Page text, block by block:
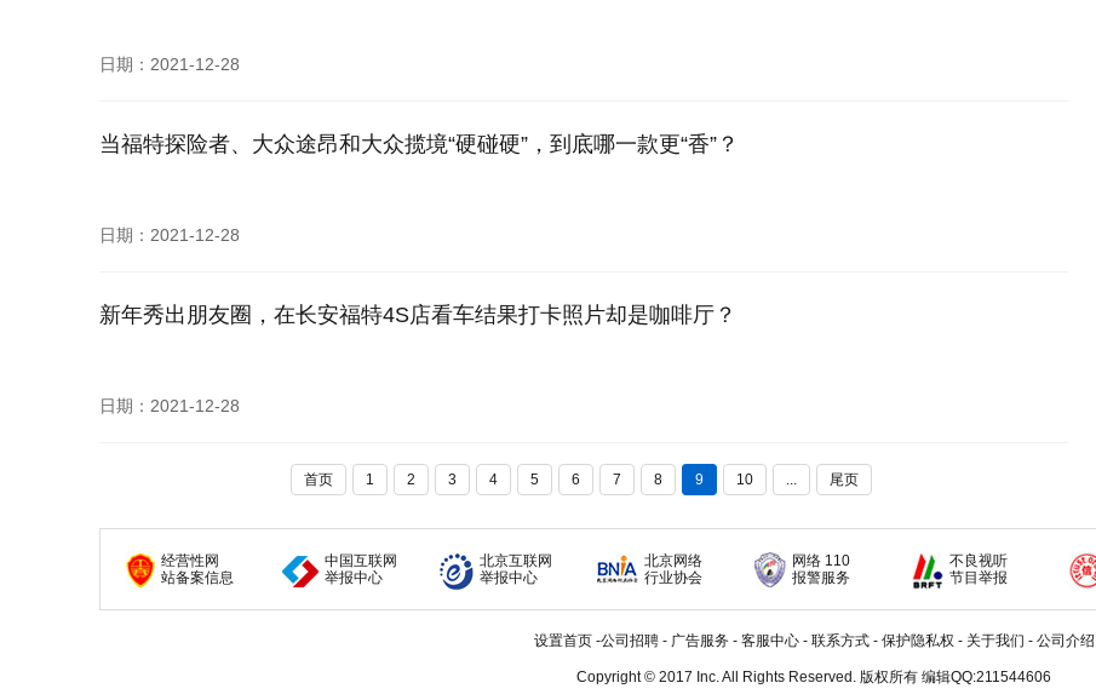
日期：2021-12-28
当福特探险者、大众途昂和大众揽境“硬碰硬”，到底哪一款更“香”？
日期：2021-12-28
新年秀出朋友圈，在长安福特4S店看车结果打卡照片却是咖啡厅？
日期：2021-12-28
首页 1 2 3 4 5 6 7 8 9 10 ... 尾页
经营性网
站备案信息
中国互联网
举报中心
北京互联网
举报中心
北京网络
行业协会
网络 110
报警服务
不良视听
节目举报
设置首页-公司招聘- 广告服务- 客服中心- 联系方式- 保护隐私权 - 关于我们 - 公司介绍
Copyright © 2017 Inc. All Rights Reserved. 版权所有 编辑QQ:211544606